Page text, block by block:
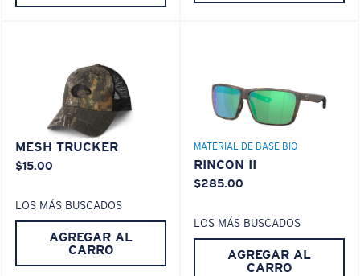
MESH TRUCKER
$15.00
LOS MÁS BUSCADOS
AGREGAR AL
CARRO
MATERIAL DE BASE BIO
RINCON II
$285.00
LOS MÁS BUSCADOS
AGREGAR AL
CARRO